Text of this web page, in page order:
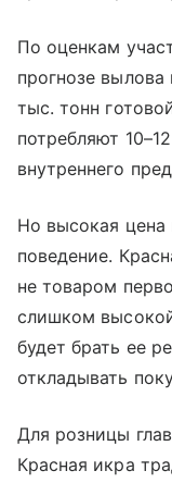
По оценкам
прогнозе
тыс. тонн
потребляют
внутреннего
Но высокая цена
поведение.
не товаром
слишком
будет брать ее
откладывать
Для розницы
Красная икра